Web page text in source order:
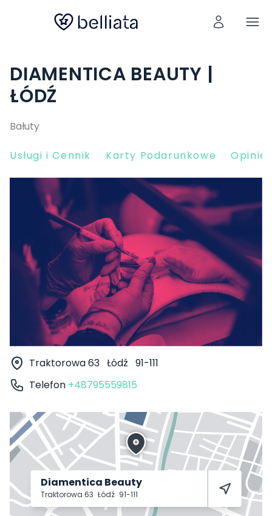
DIAMENTICA BEAUTY |
ŁÓDŹ
Bałuty
Usługi i Cennik Karty Podarunkowe Opinie
Traktorowa 63 Łódź 91-111
Telefon +48795559815
Diamentica Beauty
Traktorowa 63 Łódź 91-111